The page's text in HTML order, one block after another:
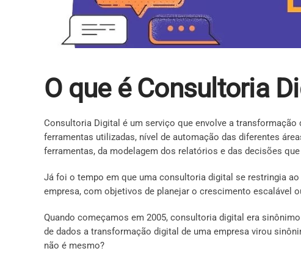
O que é Consultoria
Consultoria Digital é um serviço que envolve a
ferramentas utilizadas, nível de automação das diferentes
ferramentas, da modelagem dos relatórios e das decisões
Já foi o tempo em que uma consultoria digital se restringia
empresa, com objetivos de planejar o crescimento escalável
Quando começamos em 2005, consultoria digital era
de dados a transformação digital de uma empresa virou
não é mesmo?